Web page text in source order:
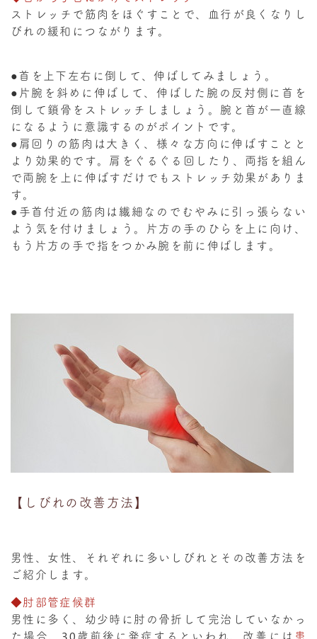
ストレッチで筋肉をほぐすことで、血行が良くなりし
びれの緩和につながります。
●首を上下左右に倒して、伸ばしてみましょう。
●片腕を斜めに伸ばして、伸ばした腕の反対側に首を
倒して鎖骨をストレッチしましょう。腕と首が一直線
になるように意識するのがポイントです。
●肩回りの筋肉は大きく、様々な方向に伸ばすことと
より効果的です。肩をぐるぐる回したり、両指を組ん
で両腕を上に伸ばすだけでもストレッチ効果がありま
す。
●手首付近の筋肉は繊細なのでむやみに引っ張らない
よう気を付けましょう。片方の手のひらを上に向け、
もう片方の手で指をつかみ腕を前に伸ばします。
【しびれの改善方法】
男性、女性、それぞれに多いしびれとその改善方法を
ご紹介します。
◆肘部管症候群
男性に多く、幼少時に肘の骨折して完治していなかっ
た場合、30歳前後に発症するといわれ、改善には 患